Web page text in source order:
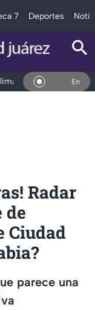
7 Deportes
Deportes En Vivo
Radar
de
Ciudad
parece una